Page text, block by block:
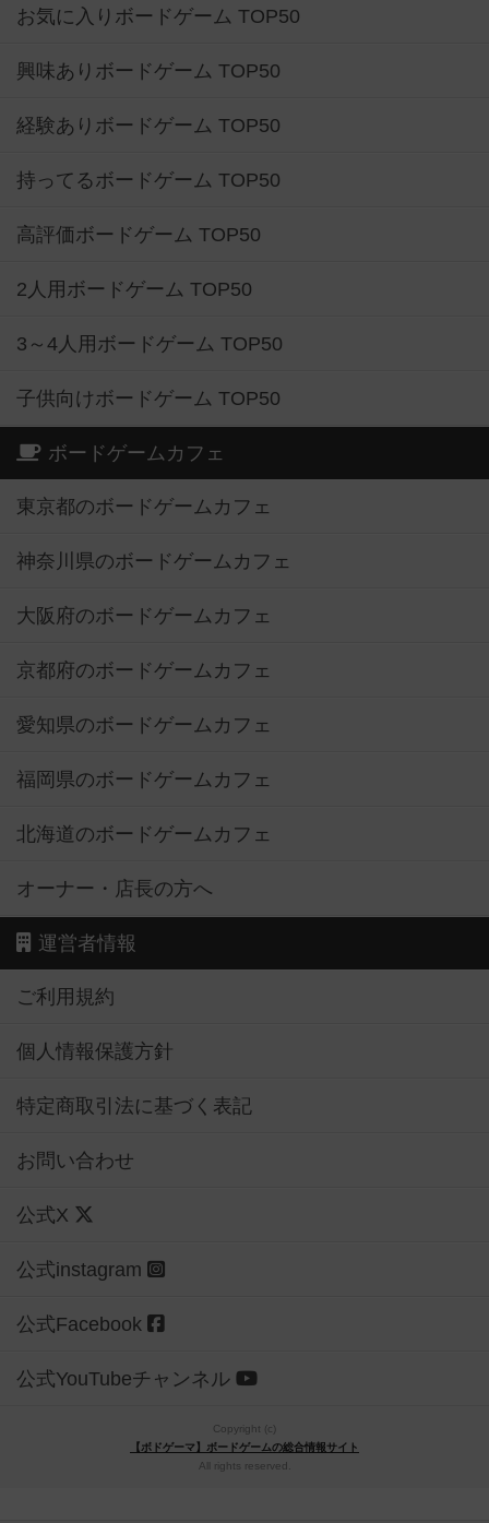
お気に入りボードゲーム TOP50
興味ありボードゲーム TOP50
経験ありボードゲーム TOP50
持ってるボードゲーム TOP50
高評価ボードゲーム TOP50
2人用ボードゲーム TOP50
3～4人用ボードゲーム TOP50
子供向けボードゲーム TOP50
ボードゲームカフェ
東京都のボードゲームカフェ
神奈川県のボードゲームカフェ
大阪府のボードゲームカフェ
京都府のボードゲームカフェ
愛知県のボードゲームカフェ
福岡県のボードゲームカフェ
北海道のボードゲームカフェ
オーナー・店長の方へ
運営者情報
ご利用規約
個人情報保護方針
特定商取引法に基づく表記
お問い合わせ
公式X
公式instagram
公式Facebook
公式YouTubeチャンネル
Copyright (c)
【ボドゲーマ】ボードゲームの総合情報サイト
All rights reserved.